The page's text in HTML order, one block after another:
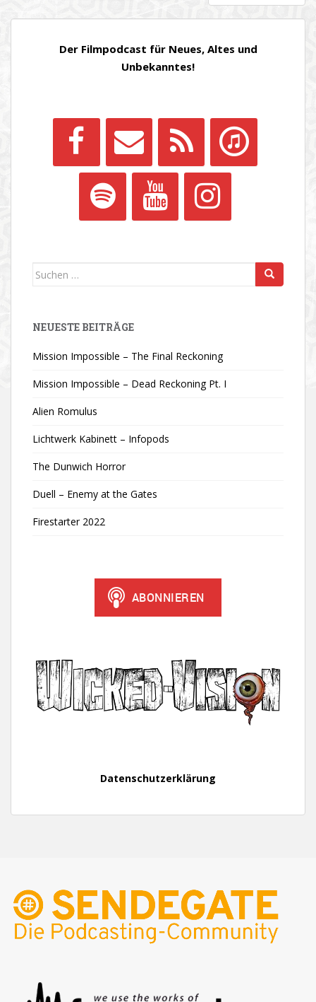
BEITRÄGE
Der Filmpodcast für Neues, Altes und
Unbekanntes!
Suchen
NEUESTE BEITRÄGE
Mission Impossible – The Final Reckoning
Mission Impossible – Dead Reckoning Pt. I
Alien Romulus
Lichtwerk Kabinett – Infopods
The Dunwich Horror
Duell – Enemy at the Gates
Firestarter 2022
Datenschutzerklärung